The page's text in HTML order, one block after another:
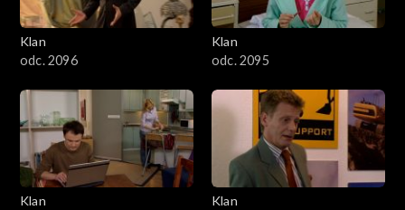
3801–3900
3701–3800
3601–3700
3501–3600
3401–3500
Klan
odc. 2096
Klan
odc. 2095
Klan
Klan